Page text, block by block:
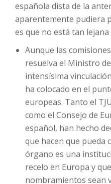
española dista de la
aparentemente pudiera
es que no está tan lejana
Aunque las
resuelva el Ministro de
intensísima
ha colocado en el
europeas. Tanto el
como el Consejo de
español, han hecho
que hacen que pueda
órgano es una
recelo en Europa y
nombramientos sean